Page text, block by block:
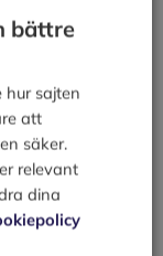
bättre
hur sajten
att
säker.
relevant
dina